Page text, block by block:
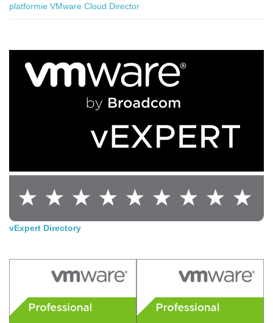
platformie VMware Cloud Director
vExpert Directory